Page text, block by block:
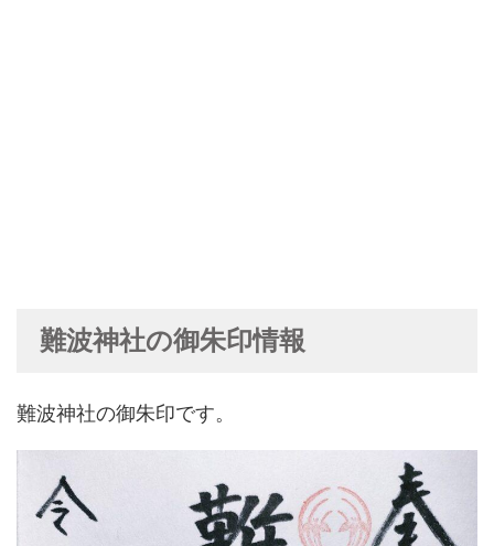
難波神社の御朱印情報
難波神社の御朱印です。